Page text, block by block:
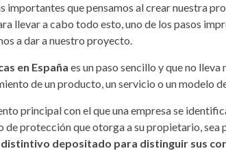
importantes que pensamos al crear nuestra
llevar a cabo todo esto, uno de los pasos
a dar a nuestro proyecto.
en España es un paso sencillo y que no
de un producto, un servicio o un modelo
principal con el que una empresa se
de protección que otorga a su propietario, sea
distintivo depositado para distinguir sus